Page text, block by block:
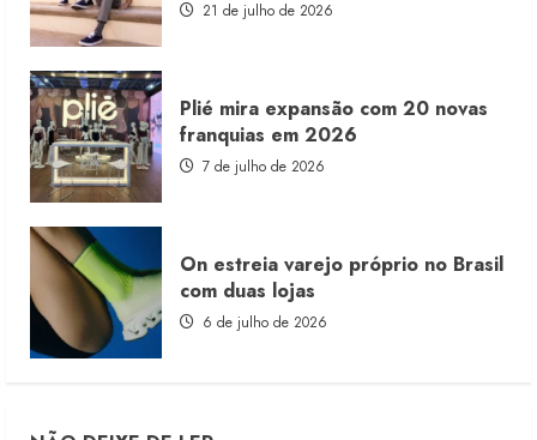
21 de julho de 2026
Plié mira expansão com 20 novas
franquias em 2026
7 de julho de 2026
On estreia varejo próprio no Brasil
com duas lojas
6 de julho de 2026